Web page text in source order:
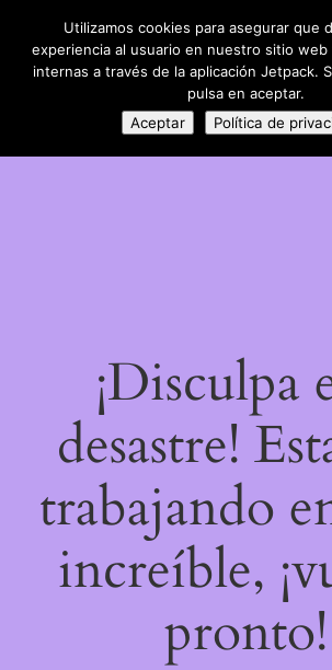
DIY con lana
¡Disculpa
desastre!
trabajando
increíble,
pronto!
Utilizamos cookies para asegurar que
experiencia al usuario en nuestro sitio web
internas a través de la aplicación Jetpack.
pulsa en aceptar.
Aceptar
Política de